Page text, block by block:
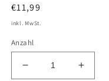
Normaler
Preis
€11,99
inkl. MwSt.
Anzahl
Verringere
Erhöhe